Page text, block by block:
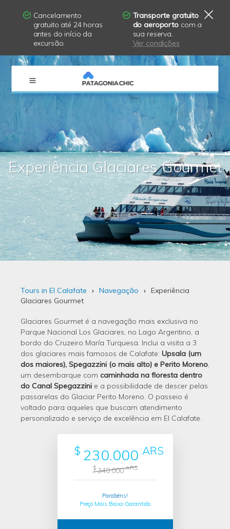
Cancelamento
gratuito até 24 horas
antes do início da
excursão.
Transporte gratuito
do aeroportocom a
sua reserva.
Ver condições
Experiência Glaciares Gourmet
Tours in El Calafate Navegação
Experiência
Glaciares Gourmet
Glaciares Gourmet é a navegação mais exclusiva no
Parque Nacional Los Glaciares, no Lago Argentino, a
bordo do Cruzeiro María Turquesa. Inclui a visita a 3
dos glaciares mais famosos de Calafate: Upsala (um
dos maiores), Spegazzini (o mais alto) e Perito Moreno,
um desembarque com caminhada na floresta dentro
do Canal Spegazzini e a possibilidade de descer pelas
passarelas do Glaciar Perito Moreno. O passeio é
voltado para aqueles que buscam atendimento
personalizado e serviço de excelência em El Calafate.
$ 230.000 ARS
$340.000ARS
Parabéns!
Preço Mais Baixo Garantido